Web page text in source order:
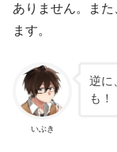
ありません。また
ます。
いぶき
逆に
も！